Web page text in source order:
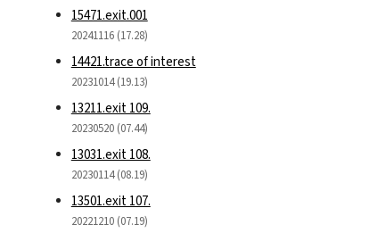
15471.exit.001
20241116 (17.28)
14421.trace of interest
20231014 (19.13)
13211.exit 109.
20230520 (07.44)
13031.exit 108.
20230114 (08.19)
13501.exit 107.
20221210 (07.19)